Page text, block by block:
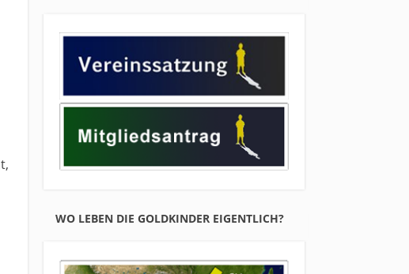
WO LEBEN DIE GOLDKINDER EIGENTLICH?